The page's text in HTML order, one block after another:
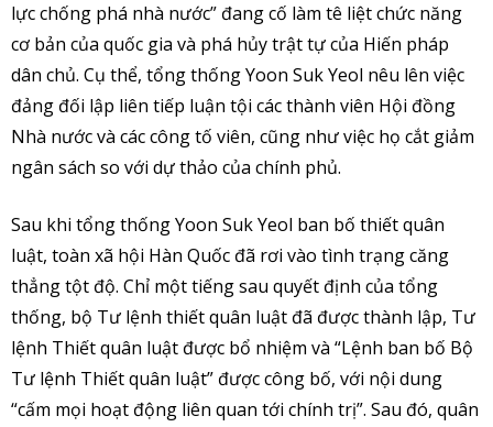
lực chống phá nhà nước” đang cố làm tê liệt chức năng
cơ bản của quốc gia và phá hủy trật tự của Hiến pháp
dân chủ. Cụ thể, tổng thống Yoon Suk Yeol nêu lên việc
đảng đối lập liên tiếp luận tội các thành viên Hội đồng
Nhà nước và các công tố viên, cũng như việc họ cắt giảm
ngân sách so với dự thảo của chính phủ.
Sau khi tổng thống Yoon Suk Yeol ban bố thiết quân
luật, toàn xã hội Hàn Quốc đã rơi vào tình trạng căng
thẳng tột độ. Chỉ một tiếng sau quyết định của tổng
thống, bộ Tư lệnh thiết quân luật đã được thành lập, Tư
lệnh Thiết quân luật được bổ nhiệm và “Lệnh ban bố Bộ
Tư lệnh Thiết quân luật” được công bố, với nội dung
“cấm mọi hoạt động liên quan tới chính trị”. Sau đó, quân